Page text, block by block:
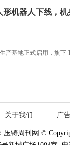
形机器人下线，
产基地正式启用，旗下
关于我们 广
压铸周刊网 ©